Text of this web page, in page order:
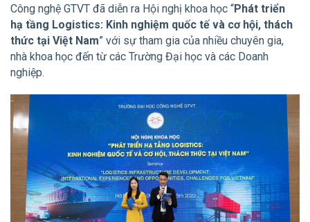
Công nghệ GTVT đã diễn ra Hội nghị khoa học “Phát triển
hạ tầng Logistics: Kinh nghiệm quốc tế và cơ hội, thách
thức tại Việt Nam” với sự tham gia của nhiều chuyên gia,
nhà khoa học đến từ các Trường Đại học và các Doanh
nghiệp.